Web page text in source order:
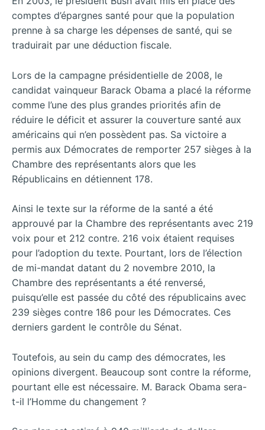
comptes d’épargnes santé pour que la population
prenne à sa charge les dépenses de santé, qui se
traduirait par une déduction fiscale.
Lors de la campagne présidentielle de 2008, le
candidat vainqueur Barack Obama a placé la réforme
comme l’une des plus grandes priorités afin de
réduire le déficit et assurer la couverture santé aux
américains qui n’en possèdent pas. Sa victoire a
permis aux Démocrates de remporter 257 sièges à la
Chambre des représentants alors que les
Républicains en détiennent 178.
Ainsi le texte sur la réforme de la santé a été
approuvé par la Chambre des représentants avec 219
voix pour et 212 contre. 216 voix étaient requises
pour l’adoption du texte. Pourtant, lors de l’élection
de mi-mandat datant du 2 novembre 2010, la
Chambre des représentants a été renversé,
puisqu’elle est passée du côté des républicains avec
239 sièges contre 186 pour les Démocrates. Ces
derniers gardent le contrôle du Sénat.
Toutefois, au sein du camp des démocrates, les
opinions divergent. Beaucoup sont contre la réforme,
pourtant elle est nécessaire. M. Barack Obama sera-
t-il l’Homme du changement ?